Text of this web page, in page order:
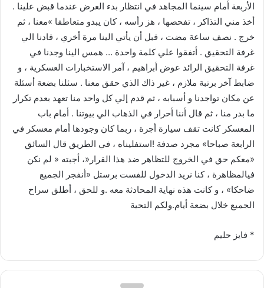
الأربعة أمام سينما المجاهد في انتظار بدء العرض عندما قبض علينا .
أخذ مني التذاكر ، تفحصها ، هز رأسه ، كان يبدو متعاطفا »معنا ، ثم
خرج . نصف ساعة مضت ، قبل أن يأتي الينا مرة أخري ، قادنا الي
غرفة التحقيق . أتفقوا علي كلمة واحدة … همس الينا وجدنا في
غرفة التحقيق الرائد عوض أبراهيم ، آمر الاستخبارات العسكرية ، و
ضابط آخر برتبة ملازم ، غير ذاك الذي حقق معنا . سئلنا بضعة أسئلة
عن مكان تواجدنا و أسبابه ، ثم قدم إلي كل واحد منا تعهد بعدم تكرار
ما بدر منا ، ثم قال أننا أحرار في الذهاب الي بيوتنا . أمام باب
المعسكر كانت تقف سيارة أجرة ، ربما كان وجودها أمام معسكر في
الرابعة صباحا» مجرد صدفة !استفليناه ، في الطريق قال السائق
«معكم حق في الخروج للتظاهر ضد هذا القرار«، أجبته « لم نكن
فيالمظاهرة ، كنا نريد الدخول للفست برستل «أنفجر الجميع
ضاحكا» ، و كانت هذه نهاية المحادثة معه .و للحق ، أطلق سراح
الجميع خلال بضعة أيام.ولكم التحية
* فايز حليم